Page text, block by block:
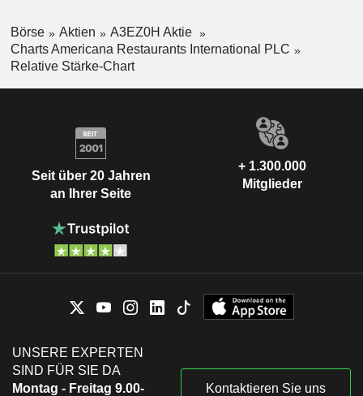
Börse Aktien
A3EZ0H Aktie
Charts Americana Restaurants International PLC
Relative Stärke-Chart
Seit über 20 Jahren
an Ihrer Seite
+ 1.300.000
Mitglieder
UNSERE EXPERTEN
SIND FÜR SIE DA
Montag - Freitag 9.00-
Kontaktieren Sie uns